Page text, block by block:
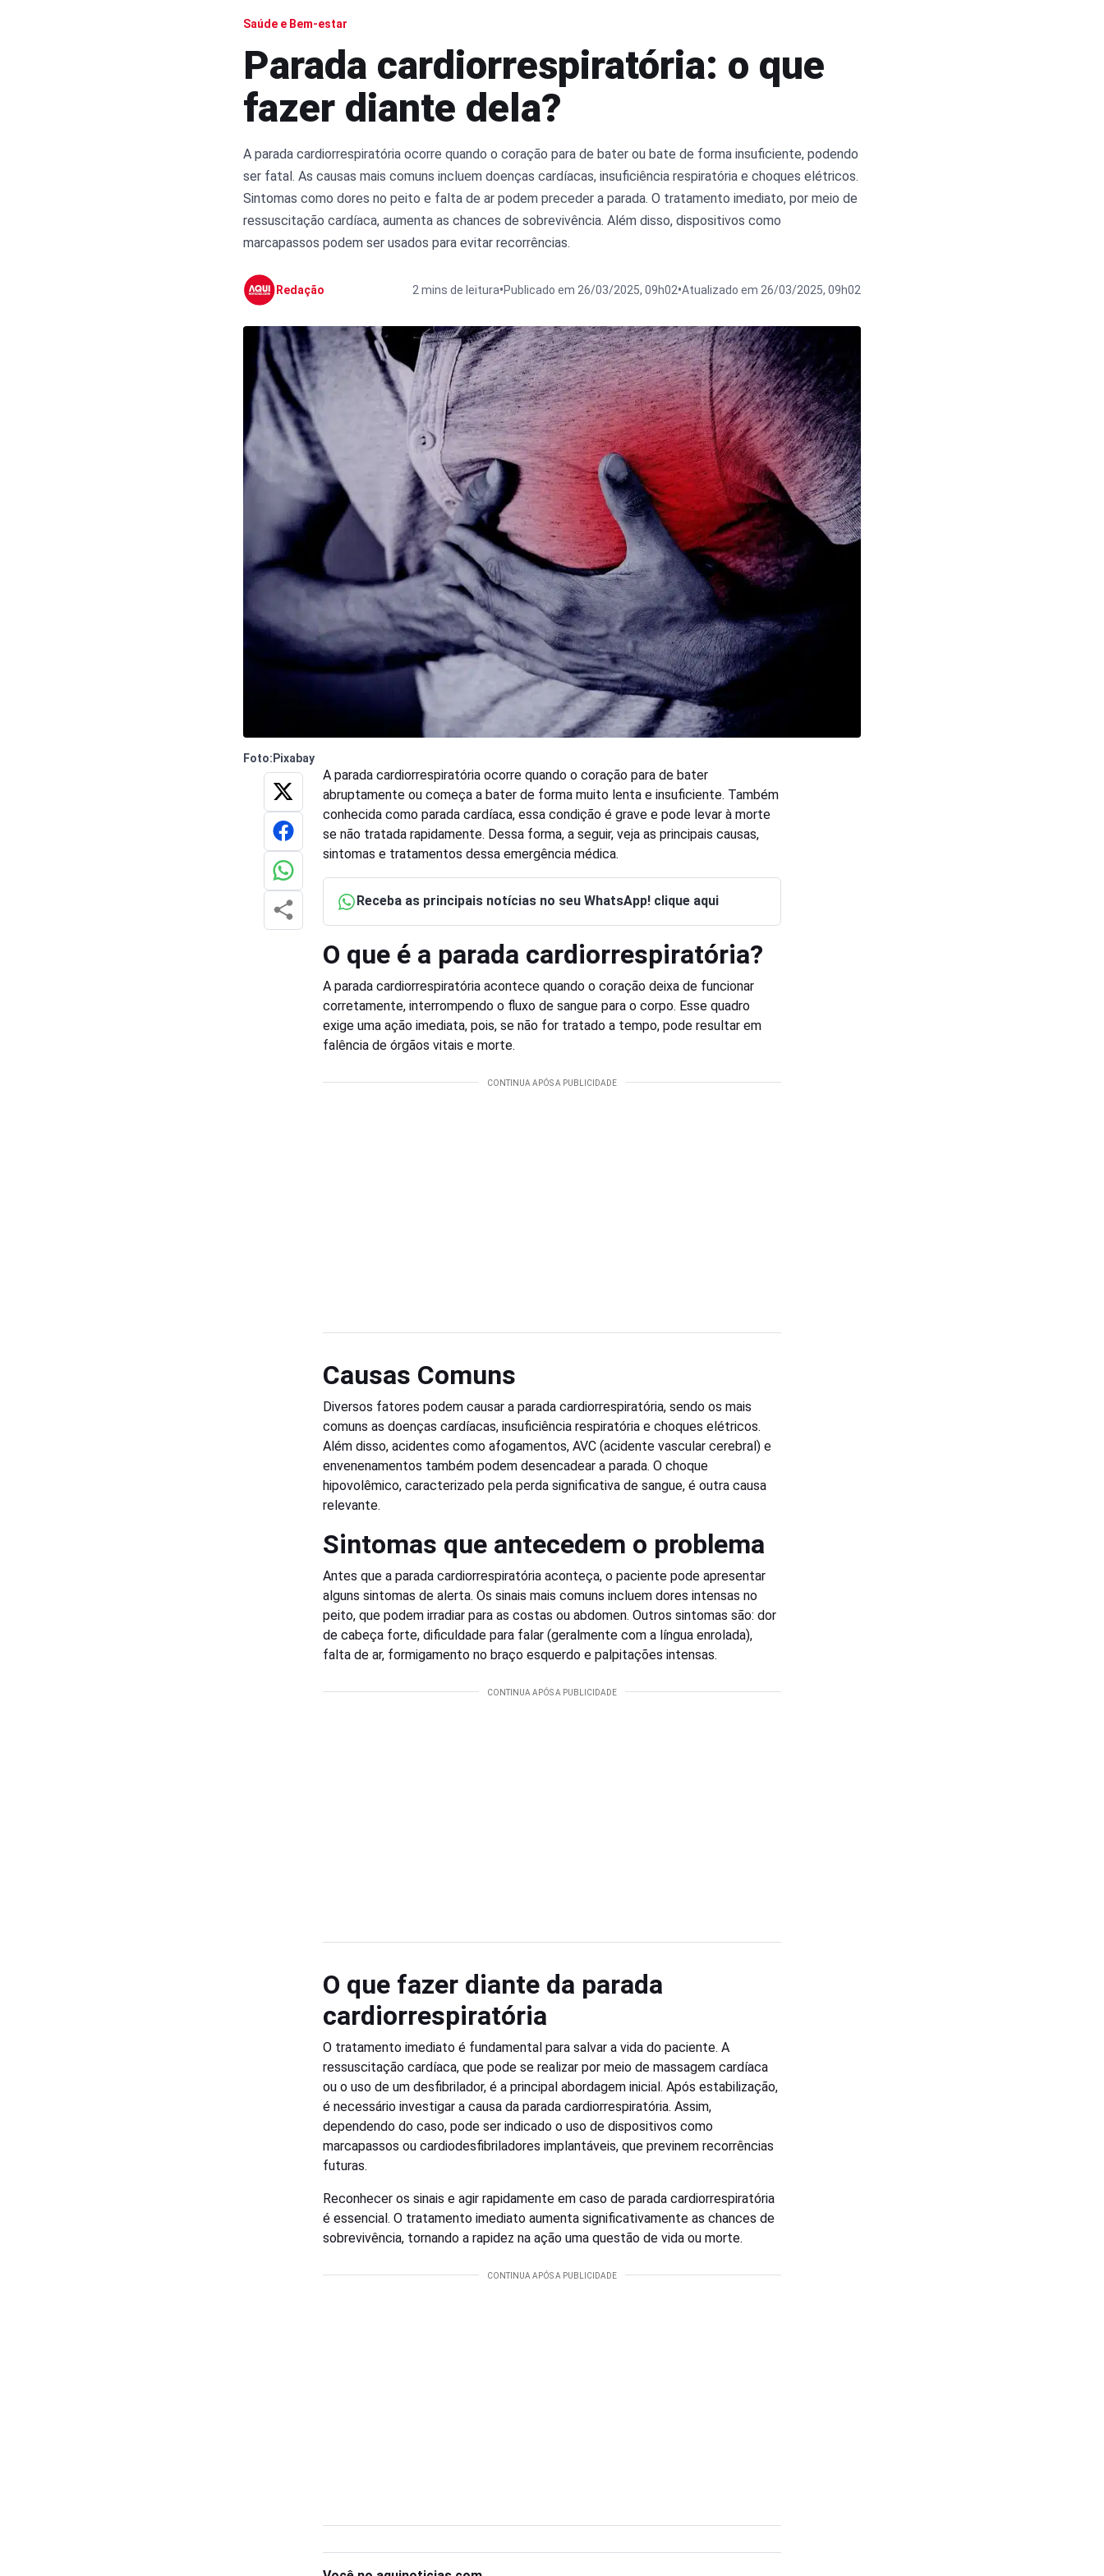
Saúde e Bem-estar
Parada cardiorrespiratória: o que
fazer diante dela?
A parada cardiorrespiratória ocorre quando o coração para de bater ou bate de forma insuficiente, podendo
ser fatal. As causas mais comuns incluem doenças cardíacas, insuficiência respiratória e choques elétricos.
Sintomas como dores no peito e falta de ar podem preceder a parada. O tratamento imediato, por meio de
ressuscitação cardíaca, aumenta as chances de sobrevivência. Além disso, dispositivos como
marcapassos podem ser usados para evitar recorrências.
Redação 2 mins de leitura•Publicado em 26/03/2025, 09h02•Atualizado em 26/03/2025, 09h02
Foto:Pixabay
A parada cardiorrespiratória ocorre quando o coração para de bater
abruptamente ou começa a bater de forma muito lenta e insuficiente. Também
conhecida como parada cardíaca, essa condição é grave e pode levar à morte
se não tratada rapidamente. Dessa forma, a seguir, veja as principais causas,
sintomas e tratamentos dessa emergência médica.
Receba as principais notícias no seu WhatsApp! clique aqui
O que é a parada cardiorrespiratória?
A parada cardiorrespiratória acontece quando o coração deixa de funcionar
corretamente, interrompendo o fluxo de sangue para o corpo. Esse quadro
exige uma ação imediata, pois, se não for tratado a tempo, pode resultar em
falência de órgãos vitais e morte.
Causas Comuns
Diversos fatores podem causar a parada cardiorrespiratória, sendo os mais
comuns as doenças cardíacas, insuficiência respiratória e choques elétricos.
Além disso, acidentes como afogamentos, AVC (acidente vascular cerebral) e
envenenamentos também podem desencadear a parada. O choque
hipovolêmico, caracterizado pela perda significativa de sangue, é outra causa
relevante.
Sintomas que antecedem o problema
Antes que a parada cardiorrespiratória aconteça, o paciente pode apresentar
alguns sintomas de alerta. Os sinais mais comuns incluem dores intensas no
peito, que podem irradiar para as costas ou abdomen. Outros sintomas são: dor
de cabeça forte, dificuldade para falar (geralmente com a língua enrolada),
falta de ar, formigamento no braço esquerdo e palpitações intensas.
O que fazer diante da parada
cardiorrespiratória
O tratamento imediato é fundamental para salvar a vida do paciente. A
ressuscitação cardíaca, que pode se realizar por meio de massagem cardíaca
ou o uso de um desfibrilador, é a principal abordagem inicial. Após estabilização,
é necessário investigar a causa da parada cardiorrespiratória. Assim,
dependendo do caso, pode ser indicado o uso de dispositivos como
marcapassos ou cardiodesfibriladores implantáveis, que previnem recorrências
futuras.
Reconhecer os sinais e agir rapidamente em caso de parada cardiorrespiratória
é essencial. O tratamento imediato aumenta significativamente as chances de
sobrevivência, tornando a rapidez na ação uma questão de vida ou morte.